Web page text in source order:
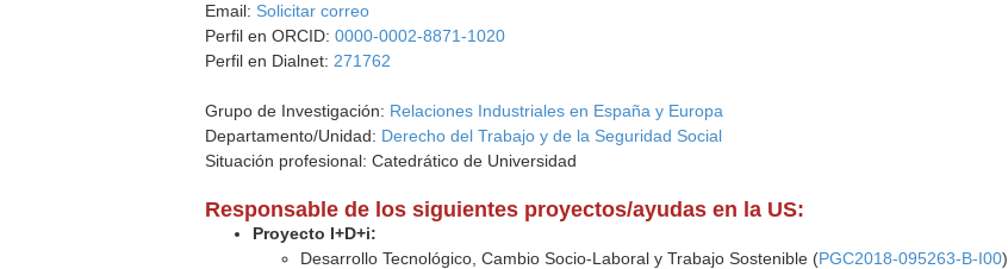
Email: Solicitar correo
Perfil en ORCID:0000-0002-8871-1020
Perfil en Dialnet: 271762
Grupo de Investigación: Relaciones Industriales en España y Europa
Departamento/Unidad: Derecho del Trabajo y de la Seguridad Social
Situación profesional: Catedrático de Universidad
Responsable de los siguientes proyectos/ayudas en la US:
Proyecto I+D+i:
Desarrollo Tecnológico, Cambio Socio-Laboral y Trabajo Sostenible (PGC2018-095263-B-I00)